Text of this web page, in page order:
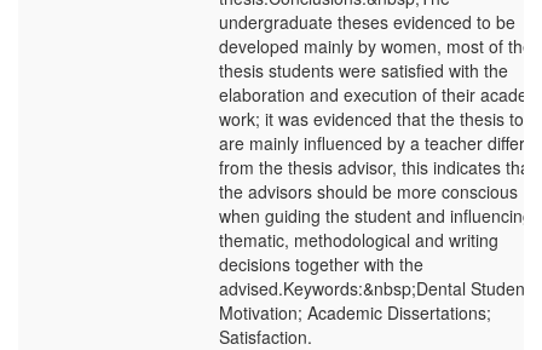
undergraduate theses evidenced to be
developed mainly by women, most of the
thesis students were satisfied with the
elaboration and execution of their
work; it was evidenced that the thesis
are mainly influenced by a teacher
from the thesis advisor, this indicates that
the advisors should be more conscious
when guiding the student and influencing
thematic, methodological and writing
decisions together with the
advised.Keywords:&nbsp;Dental Students;
Motivation; Academic Dissertations;
Satisfaction.